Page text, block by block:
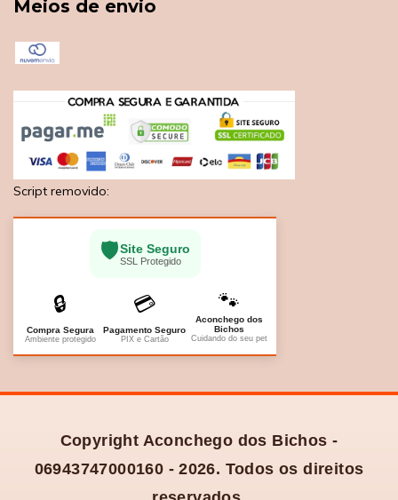
Meios de envio
Script removido:
🛡️Site Seguro
SSL Protegido
🔒
Compra Segura
Ambiente protegido
💳
Pagamento Seguro
PIX e Cartão
🐾
Aconchego dos
Bichos
Cuidando do seu pet
Copyright Aconchego dos Bichos -
06943747000160 - 2026. Todos os direitos